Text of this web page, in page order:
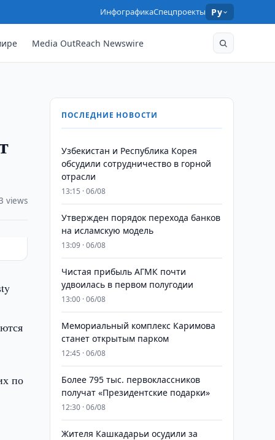
ИнфографикаСпецпроекты Ру
Media OutReach Newswire
views
по
ПОСЛЕДНИЕ НОВОСТИ
Узбекистан и Республика Корея
обсудили сотрудничество в горной
отрасли
13:15 · 06/08
Утвержден порядок перехода банков
на исламскую модель
13:09 · 06/08
Чистая прибыль АГМК почти
удвоилась в первом полугодии
13:00 · 06/08
Мемориальный комплекс Каримова
станет открытым парком
12:45 · 06/08
Более 795 тыс. первоклассников
получат «Президентские подарки»
12:30 · 06/08
Жителя Кашкадарьи осудили за